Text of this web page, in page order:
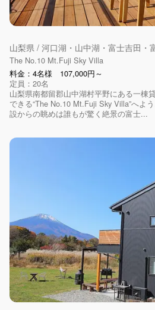
山梨県 / 河口湖・山中湖・富士吉田・
The No.10 Mt.Fuji Sky Villa
料金：4名様 107,000円～
定員：20名
山梨県南都留郡山中湖村平野にある一棟
できる“The No.10 Mt.Fuji Sky Villa”へよ
設からの眺めは誰もが驚く絶景の富士...